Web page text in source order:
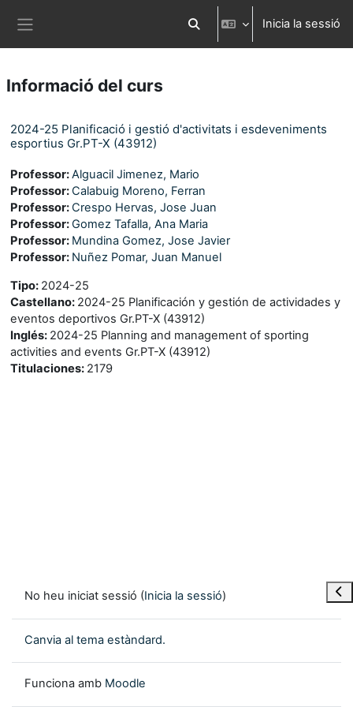
Commuta l'entrada de la cerca
Inicia la sessió
Informació del curs
2024-25 Planificació i gestió d'activitats i esdeveniments
esportius Gr.PT-X (43912)
Professor:Alguacil Jimenez, Mario
Professor:Calabuig Moreno, Ferran
Professor:Crespo Hervas, Jose Juan
Professor:Gomez Tafalla, Ana Maria
Professor: Mundina Gomez, Jose Javier
Professor: Nuñez Pomar, Juan Manuel
Tipo: 2024-25
Castellano: 2024-25 Planificación y gestión de actividades y
eventos deportivos Gr.PT-X (43912)
Inglés: 2024-25 Planning and management of sporting
activities and events Gr.PT-X (43912)
Titulaciones: 2179
No heu iniciat sessió (Inicia la sessió)
Canvia al tema estàndard.
Funciona amb Moodle